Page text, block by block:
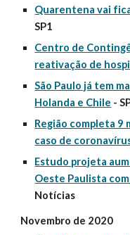
Quarentena vai
SP1
Centro de
reativação de
São Paulo já tem
Holanda e Chile -
Região completa 9
caso de
Estudo projeta
Oeste Paulista
Notícias
Novembro de 2020